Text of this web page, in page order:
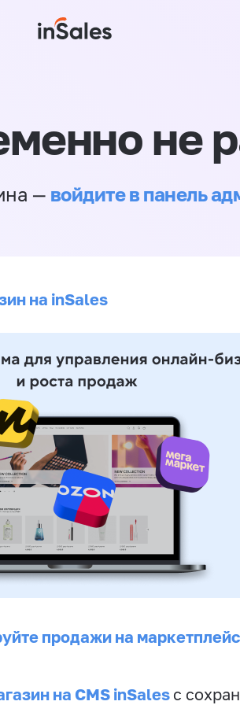
не
— войдите в панель
на inSales
продажи на
на CMS inSales с